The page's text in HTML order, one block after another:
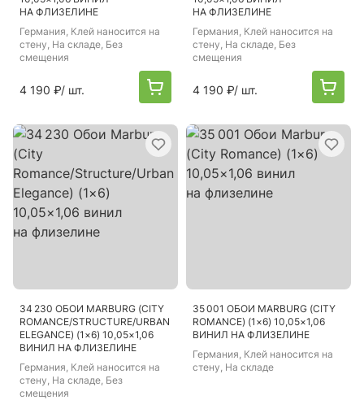
НА ФЛИЗЕЛИНЕ
Германия, Клей наносится на
стену, На складе, Без
смещения
4 190 ₽/ шт.
НА ФЛИЗЕЛИНЕ
Германия, Клей наносится на
стену, На складе, Без
смещения
4 190 ₽/ шт.
34 230 ОБОИ MARBURG (CITY
ROMANCE/STRUCTURE/URBAN
ELEGANCE) (1×6) 10,05×1,06
ВИНИЛ НА ФЛИЗЕЛИНЕ
Германия, Клей наносится на
стену, На складе, Без
смещения
35 001 ОБОИ MARBURG (CITY
ROMANCE) (1×6) 10,05×1,06
ВИНИЛ НА ФЛИЗЕЛИНЕ
Германия, Клей наносится на
стену, На складе